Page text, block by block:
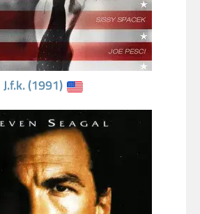
J.f.k. (1991)